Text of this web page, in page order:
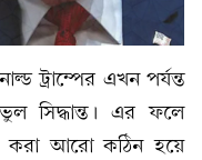
ট্রাম্পের এখন পর্যন্ত
ভুল সিদ্ধান্ত। এর ফলে
করা আরো কঠিন হয়ে